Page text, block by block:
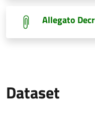
Allegato
Dataset